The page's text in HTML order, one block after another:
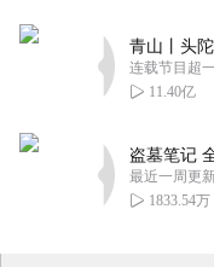
连载节目超
11.40亿
最近一周更
1833.54万